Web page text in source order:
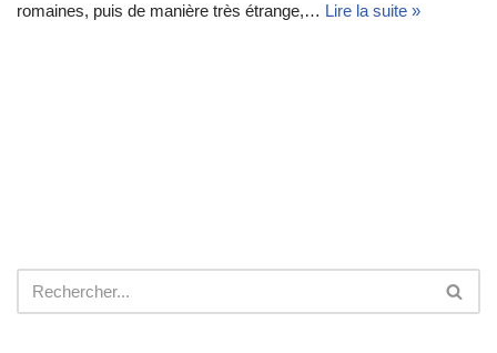
romaines, puis de manière très étrange,… Lire la suite »